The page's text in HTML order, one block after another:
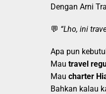
Dengan Arni
💬 “Lho, ini
Apa pun
Mau travel
Mau charter
Bahkan kalau